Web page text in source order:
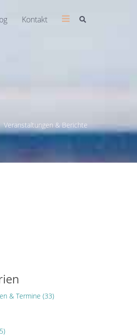
Kontakt
Veranstaltungen & Berichte
& Termine (33)